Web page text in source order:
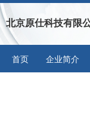
北京原仕科技有限
首页 企业简介